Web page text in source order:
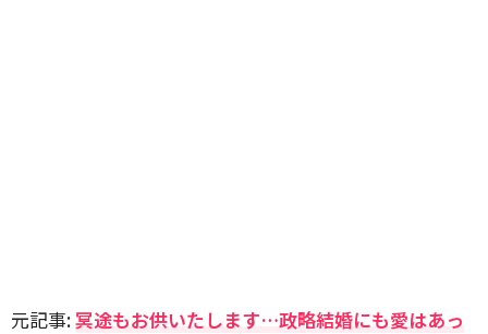
元記事:冥途もお供いたします…政略結婚にも愛はあっ